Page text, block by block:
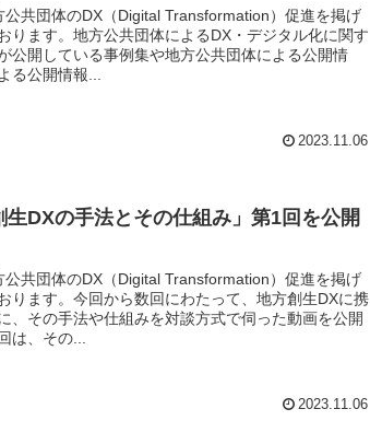
公共団体のDX（Digital Transformation）促進を掲げ
ります。地方公共団体によるDX・デジタル化に関す
公開している事例集や地方公共団体による公開情
る公開情報...
2023.11.06
生DXの手法とその仕組み」第1回を公開
公共団体のDX（Digital Transformation）促進を掲げ
ります。今回から数回にわたって、地方創生DXに携
、その手法や仕組みを対談方式で伺った動画を公開
は、その...
2023.11.06